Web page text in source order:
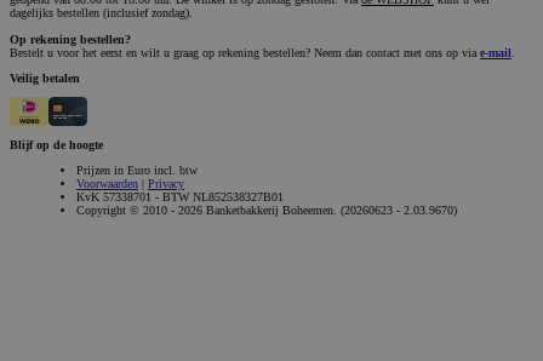
dagelijks bestellen (inclusief zondag).
Op rekening bestellen?
Bestelt u voor het eerst en wilt u graag op rekening bestellen? Neem dan contact met ons op via e-mail
Veilig betalen
Blijf op de hoogte
Prijzen in Euro incl. btw
Voorwaarden | Privacy
KvK 57338701 - BTW NL852538327B01
Copyright © 2010 - 2026 Banketbakkerij Boheemen. (20260623 - 2.03.9670)